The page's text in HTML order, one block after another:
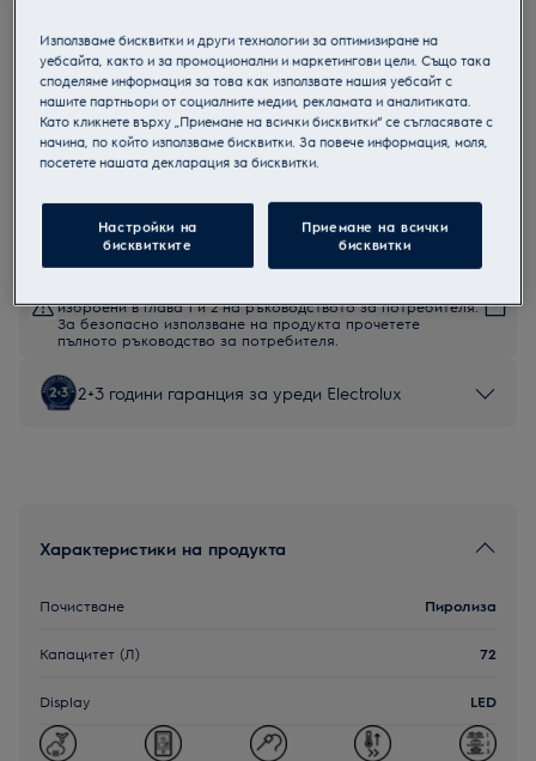
KODDP77WX
Парова фурна
Инструкциите за безопасност и предупрежденията за
изброени в глава 1 и 2 на ръководството за потребителя.
За безопасно използване на продукта прочетете
пълното ръководство за потребителя.
2+3 години гаранция за уреди Electrolux
Характеристики на продукта
Почистване Пиролиза
Капацитет (Л) 72
Display LED
Използваме бисквитки и други технологии за оптимизиране на
уебсайта, както и за промоционални и маркетингови цели. Също така
споделяме информация за това как използвате нашия уебсайт с
нашите партньори от социалните медии, рекламата и аналитиката.
Като кликнете върху „Приемане на всички бисквитки“ се съгласявате с
начина, по който използваме бисквитки. За повече информация, моля,
посетете нашата декларация за бисквитки.
Настройки на
бисквитките
Приемане на всички
бисквитки